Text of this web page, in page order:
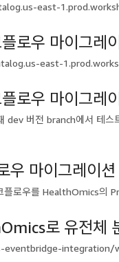
east-
로우 마이그레
east-
로우 마이그레
dev 버전 branch에서 테스
우 마이그레이
플로우를 HealthOmics의
로 유전체
eventbridge-